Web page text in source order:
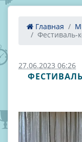
Главная
Фестиваль-
27.06.2023 06:26